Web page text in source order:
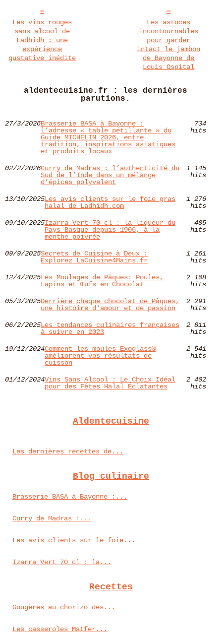
Les vins rouges
sans alcool de
Ladhidh : une
expérience
gustative inédite
Les astuces
incontournables
pour garder
intact le jambon
de Bayonne de
Louis Ospital
aldentecuisine.fr : les dernières
parutions.
27/3/2026Brasserie BASA à Bayonne :
l’adresse « table pétillante » du
Guide MICHELIN 2026, entre
tradition, inspirations asiatiques
et produits locaux
734
hits
02/2/2026Curry de Madras : l’authenticité du
Sud de l’Inde dans un mélange
d’épices polyvalent
1 145
hits
13/10/2025Les avis clients sur le foie gras
halal de Ladhidh.com
1 276
hits
09/10/2025Izarra Vert 70 cl : la liqueur du
Pays Basque depuis 1906, à la
menthe poivrée
485
hits
09/9/2025Secrets de Cuisine à Deux :
Explorez LaCuisine4Mains.fr
1 261
hits
12/4/2025Les Moulages de Pâques: Poules,
Lapins et Œufs en Chocolat
2 108
hits
05/3/2025Derrière chaque chocolat de Pâques,
une histoire d'amour et de passion
2 291
hits
06/2/2025Les tendances culinaires françaises
à suivre en 2023
2 811
hits
19/12/2024Comment les moules Exoglass®
améliorent vos résultats de
cuisson
2 541
hits
01/12/2024Vins Sans Alcool : Le Choix Idéal
pour des Fêtes Halal Éclatantes
2 402
hits
Aldentecuisine
Les dernières recettes de...
Blog culinaire
Brasserie BASA à Bayonne :...
Curry de Madras :...
Les avis clients sur le foie...
Izarra Vert 70 cl : la...
Recettes
Gougères au chorizo des...
Les casseroles Matfer...